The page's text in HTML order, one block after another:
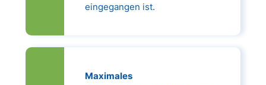
eingegangen ist.
Maximales